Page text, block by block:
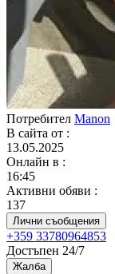
Потребител Manon
В сайта от :
13.05.2025
Онлайн в :
16:45
Активни обяви :
137
Лични съобщения
+359 33780964853
Достъпен 24/7
Жалба